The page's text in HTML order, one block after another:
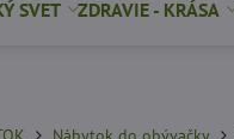
SVET ZDRAVIE - KRÁSA